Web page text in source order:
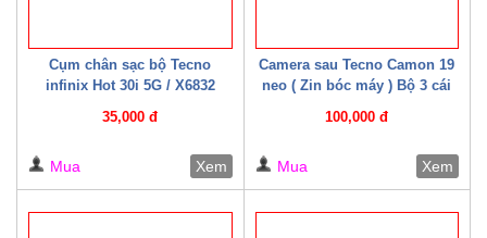
Cụm chân sạc bộ Tecno
infinix Hot 30i 5G / X6832
35,000 đ
Mua Xem
Camera sau Tecno Camon 19
neo ( Zin bóc máy ) Bộ 3 cái
100,000 đ
Mua Xem